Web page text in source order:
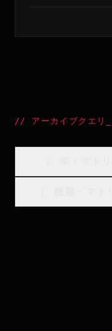
// アーカイブクエリ